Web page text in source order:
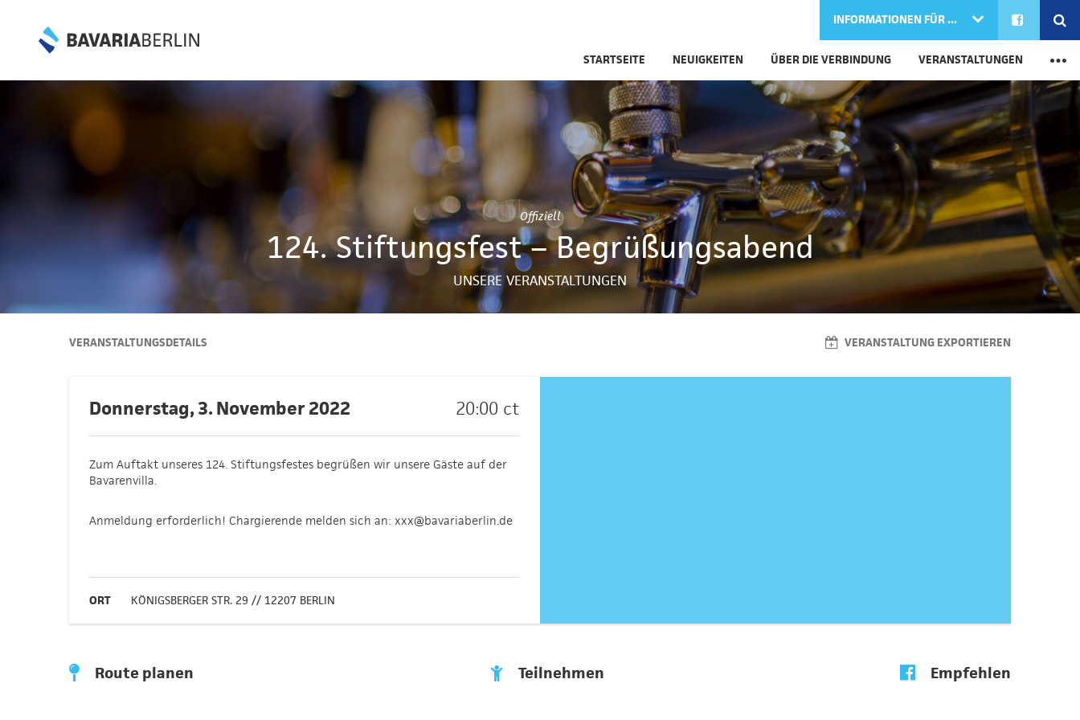
INFORMATIONEN FÜR ... FACEBOOK
STARTSEITE NEUIGKEITEN ÜBER DIE VERBINDUNG VERANSTALTUNGEN
Offiziell
124. Stiftungsfest – Begrüßungsabend
UNSERE VERANSTALTUNGEN
VERANSTALTUNGSDETAILS VERANSTALTUNG EXPORTIEREN
20:00 ct
Donnerstag, 3. November 2022
Zum Auftakt unseres 124. Stiftungsfestes begrüßen wir unsere Gäste auf der
Bavarenvilla.
Anmeldung erforderlich! Chargierende melden sich an: xxx@bavariaberlin.de
ORT KÖNIGSBERGER STR. 29 // 12207 BERLIN
Route planen Teilnehmen Empfehlen